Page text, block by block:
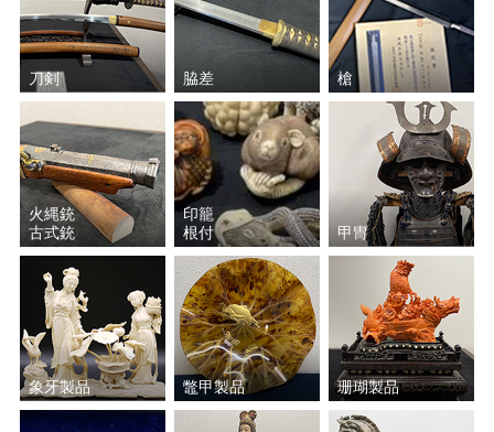
刀剣 脇差 槍
火縄銃
古式銃
印籠
根付
甲冑
象牙製品 鼈甲製品 珊瑚製品